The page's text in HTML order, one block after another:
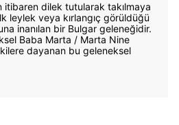
itibaren dilek tutularak takılmaya
leylek veya kırlangıç görüldüğü
inanılan bir Bulgar geleneğidir.
Baba Marta / Marta Nine
dayanan bu geleneksel